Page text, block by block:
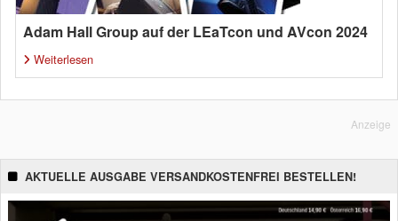
Adam Hall Group auf der LEaTcon und AVcon 2024
Weiterlesen
Anzeige
AKTUELLE AUSGABE VERSANDKOSTENFREI BESTELLEN!